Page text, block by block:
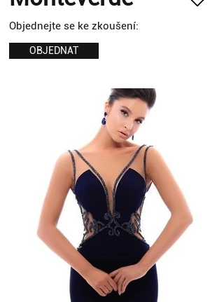
Objednejte se ke zkoušení:
OBJEDNAT